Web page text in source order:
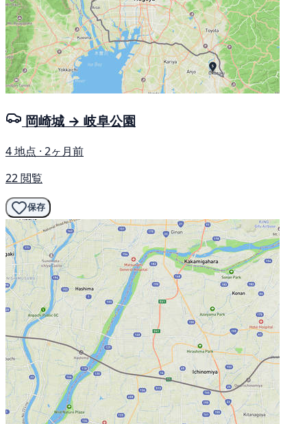
岡崎城 → 岐阜公園
4 地点 · 2ヶ月前
22 閲覧
保存